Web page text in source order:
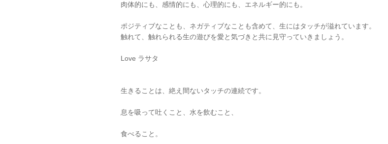
肉体的にも、感情的にも、心理的にも、エネルギー的にも。
ポジティブなことも、ネガティブなことも含めて、生にはタッチが溢れています。
触れて、触れられる生の遊びを愛と気づきと共に見守っていきましょう。
Love ラサタ
生きることは、絶え間ないタッチの連続です。
息を吸って吐くこと、水を飲むこと、
食べること。